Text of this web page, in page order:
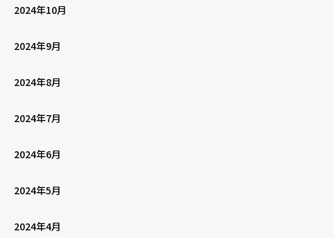
2024年10月
2024年9月
2024年8月
2024年7月
2024年6月
2024年5月
2024年4月